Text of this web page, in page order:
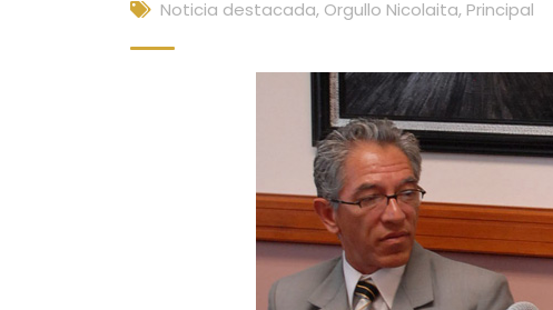
Noticia destacada, Orgullo Nicolaita, Principal